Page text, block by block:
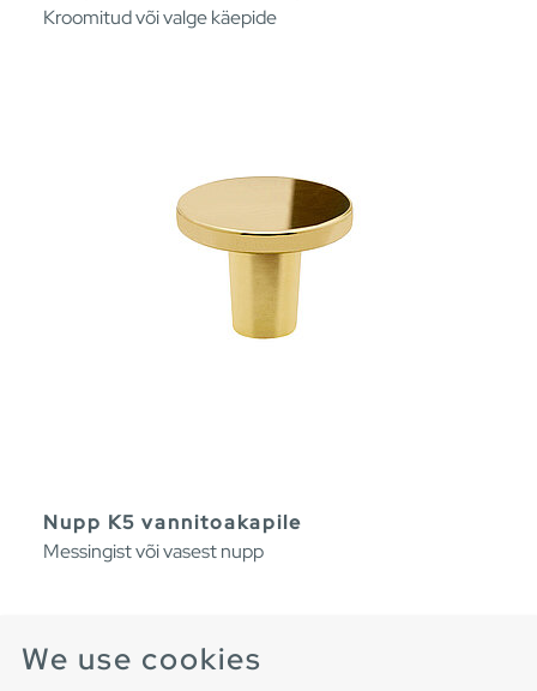
We use cookies
Kroomitud või valge käepide
Nupp K5 vannitoakapile
Messingist või vasest nupp